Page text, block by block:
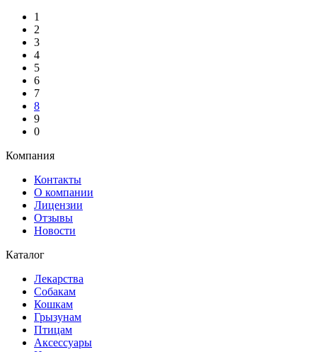
1
2
3
4
5
6
7
8
9
0
Компания
Контакты
О компании
Лицензии
Отзывы
Новости
Каталог
Лекарства
Собакам
Кошкам
Грызунам
Птицам
Аксессуары